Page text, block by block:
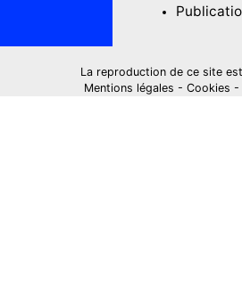
La reproduction de ce site
Mentions légales - Cookies -